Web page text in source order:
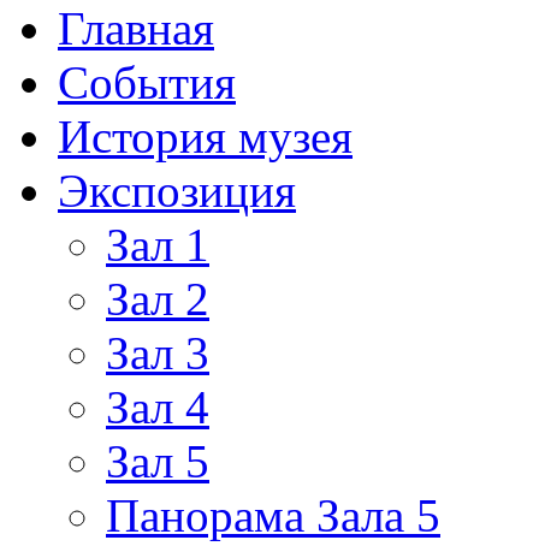
Главная
События
История музея
Экспозиция
Зал 1
Зал 2
Зал 3
Зал 4
Зал 5
Панорама Зала 5